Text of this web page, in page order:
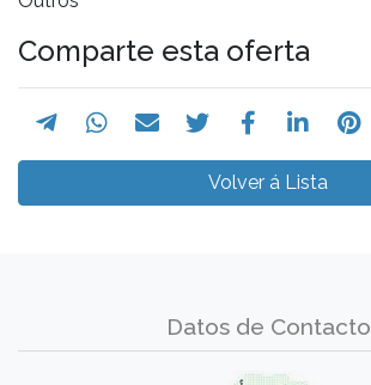
Comparte esta oferta
Volver á Lista
Datos de Contacto